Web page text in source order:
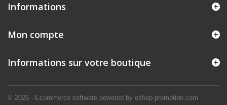
Informations
© 2026 - Ecommerce software powered by eshop-promotion.com
Mon compte
Informations sur votre boutique